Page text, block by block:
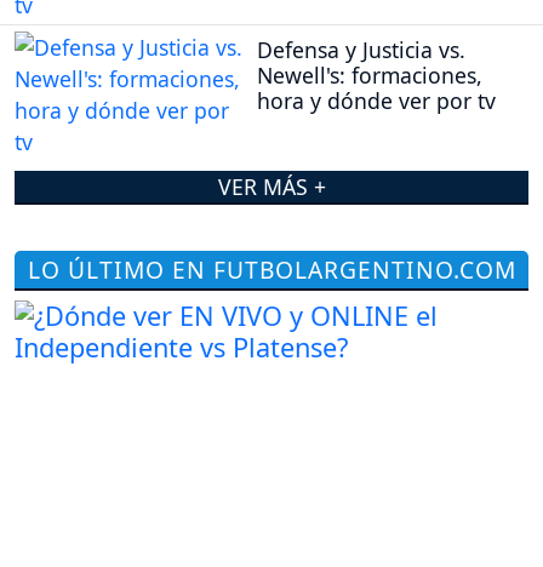
Defensa y Justicia vs.
Newell's: formaciones,
hora y dónde ver por tv
VER MÁS +
LO ÚLTIMO EN FUTBOLARGENTINO.COM